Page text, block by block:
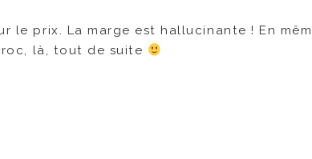
le prix. La marge est hallucinante ! En
là, tout de suite